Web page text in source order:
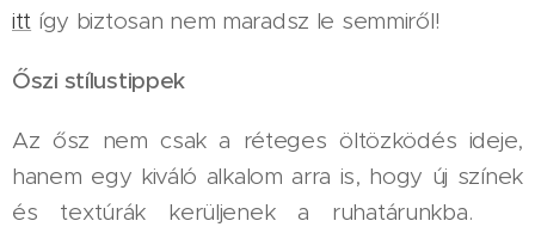
itt így biztosan nem maradsz le semmiről!
Őszi stílustippek
Az ősz nem csak a réteges öltözködés ideje,
hanem egy kiváló alkalom arra is, hogy új színek
és textúrák kerüljenek a ruhatárunkba. 🍁